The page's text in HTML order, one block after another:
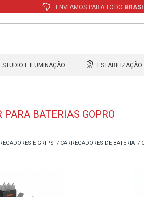
ENVIAMOS PARA TODO
E ILUMINAÇÃO ESTABILIZAÇÃO
PARA BATERIAS GOPRO
E GRIPS CARREGADORES DE BATERIA